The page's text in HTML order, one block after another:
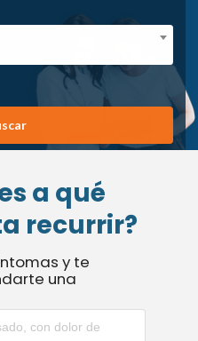
a qué
recurrir?
y te
una